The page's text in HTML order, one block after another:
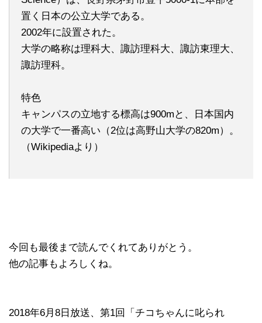
置く日本の公立大学である。
2002年に設置された。
大学の略称は理科大、諏訪理科大、諏訪東理大、
諏訪理科。
特色
キャンパスの立地する標高は900mと、日本国内
の大学で一番高い（2位は高野山大学の820m）。
（Wikipediaより）
今回も最後まで読んでくれてありがとう。
他の記事もよろしくね。
2018年6月8日放送、第1回「チコちゃんに叱られ